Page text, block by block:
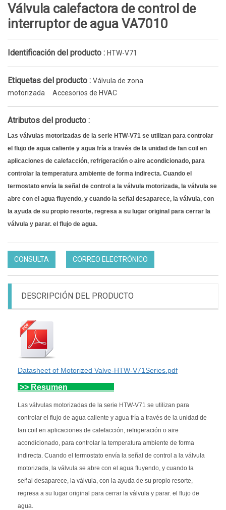
Válvula calefactora de control de
interruptor de agua VA7010
Identificación del producto : HTW-V71
Etiquetas del producto : Válvula de zona
motorizada
Accesorios de HVAC
Atributos del producto :
Las válvulas motorizadas de la serie HTW-V71 se utilizan para controlar
el flujo de agua caliente y agua fría a través de la unidad de fan coil en
aplicaciones de calefacción, refrigeración o aire acondicionado, para
controlar la temperatura ambiente de forma indirecta. Cuando el
termostato envía la señal de control a la válvula motorizada, la válvula se
abre con el agua fluyendo, y cuando la señal desaparece, la válvula, con
la ayuda de su propio resorte, regresa a su lugar original para cerrar la
válvula y parar. el flujo de agua.
CONSULTA CORREO ELECTRÓNICO
DESCRIPCIÓN DEL PRODUCTO
Datasheet of Motorized Valve-HTW-V71Series.pdf
>> Resumen
Las válvulas motorizadas de la serie HTW-V71 se utilizan para
controlar el flujo de agua caliente y agua fría a través de la unidad de
fan coil en aplicaciones de calefacción, refrigeración o aire
acondicionado, para controlar la temperatura ambiente de forma
indirecta. Cuando el termostato envía la señal de control a la válvula
motorizada, la válvula se abre con el agua fluyendo, y cuando la
señal desaparece, la válvula, con la ayuda de su propio resorte,
regresa a su lugar original para cerrar la válvula y parar. el flujo de
agua.